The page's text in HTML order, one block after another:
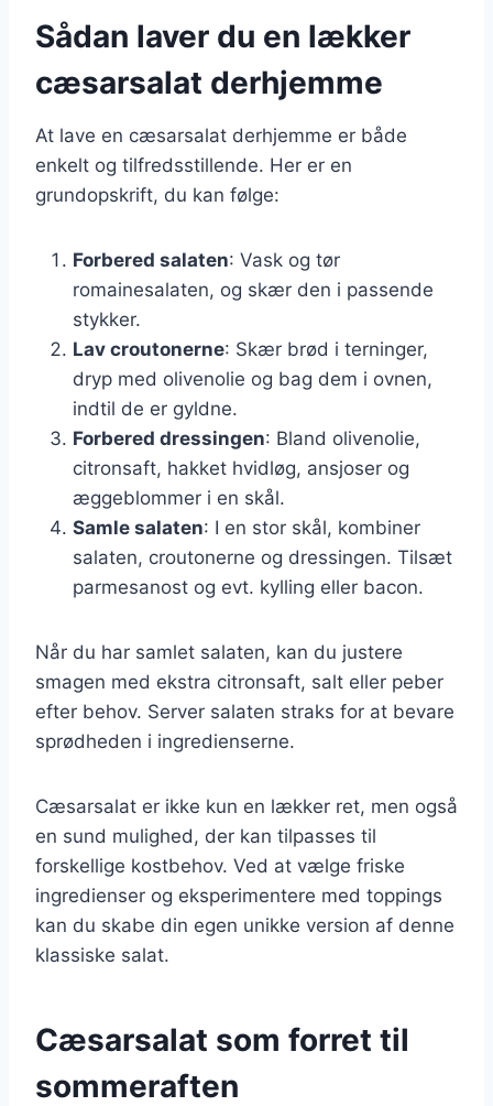
Sådan laver du en lækker
cæsarsalat derhjemme
At lave en cæsarsalat derhjemme er både
enkelt og tilfredsstillende. Her er en
grundopskrift, du kan følge:
Forbered salaten: Vask og tør
romainesalaten, og skær den i passende
stykker.
Lav croutonerne: Skær brød i terninger,
dryp med olivenolie og bag dem i ovnen,
indtil de er gyldne.
Forbered dressingen: Bland olivenolie,
citronsaft, hakket hvidløg, ansjoser og
æggeblommer i en skål.
Samle salaten: I en stor skål, kombiner
salaten, croutonerne og dressingen. Tilsæt
parmesanost og evt. kylling eller bacon.
Når du har samlet salaten, kan du justere
smagen med ekstra citronsaft, salt eller peber
efter behov. Server salaten straks for at bevare
sprødheden i ingredienserne.
Cæsarsalat er ikke kun en lækker ret, men også
en sund mulighed, der kan tilpasses til
forskellige kostbehov. Ved at vælge friske
ingredienser og eksperimentere med toppings
kan du skabe din egen unikke version af denne
klassiske salat.
Cæsarsalat som forret til
sommeraften